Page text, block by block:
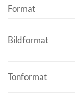
Format
Bildformat
Tonformat